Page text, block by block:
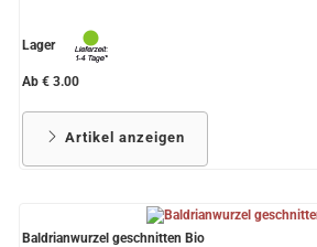
Lager
Ab € 3.00
Artikel anzeigen
Baldrianwurzel geschnitten Bio